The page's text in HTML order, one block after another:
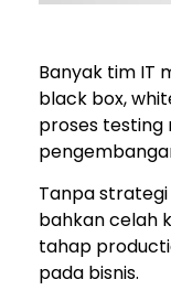
Banyak tim IT
black box,
proses testing
Tanpa
bahkan celah
tahap
pada bisnis.